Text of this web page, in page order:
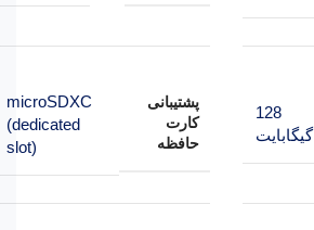
128
گیگابایت
پشتیبانی
کارت
حافظه
microSDXC
(dedicated
slot)